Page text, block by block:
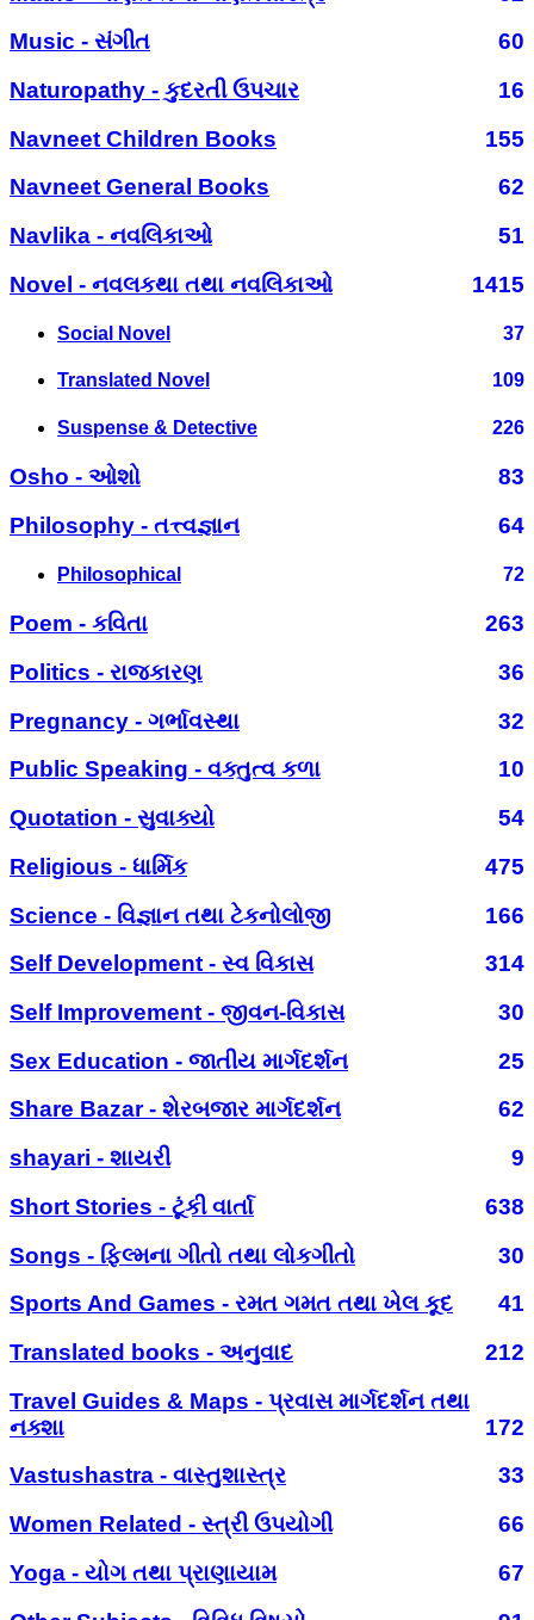
Music - સંગીત
60
Naturopathy - કુદરતી ઉપચાર
16
Navneet Children Books
155
Navneet General Books
62
Navlika - નવલિકાઓ
51
Novel - નવલકથા તથા નવલિકાઓ
1415
Social Novel 37
Translated Novel 109
Suspense & Detective 226
Osho - ઓશો
83
Philosophy - તત્ત્વજ્ઞાન
64
Philosophical 72
Poem - કવિતા
263
Politics - રાજકારણ
36
Pregnancy - ગર્ભાવસ્થા
32
Public Speaking - વક્તુત્વ કળા
10
Quotation - સુવાક્યો
54
Religious - ધાર્મિક
475
Science - વિજ્ઞાન તથા ટેકનોલોજી
166
Self Development - સ્વ વિકાસ
314
Self Improvement - જીવન-વિકાસ
30
Sex Education - જાતીય માર્ગદર્શન
25
Share Bazar - શેરબજાર માર્ગદર્શન
62
shayari - શાયરી
9
Short Stories - ટૂંકી વાર્તા
638
Songs - ફિલ્મના ગીતો તથા લોકગીતો
30
Sports And Games - રમત ગમત તથા ખેલ કૂદ
41
Translated books - અનુવાદ
212
Travel Guides & Maps - પ્રવાસ માર્ગદર્શન તથા
નક્શા
172
Vastushastra - વાસ્તુશાસ્ત્ર
33
Women Related - સ્ત્રી ઉપયોગી
66
Yoga - યોગ તથા પ્રાણાયામ
67